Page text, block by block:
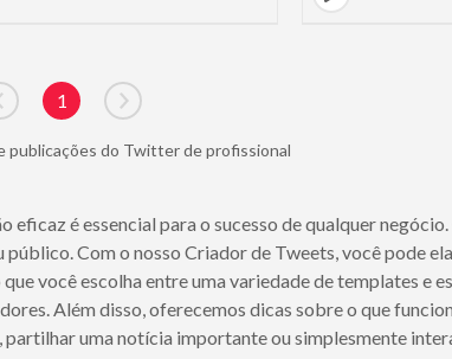
to previous page
1
Go to next page
publicações do Twitter de profissional
é essencial para o sucesso de qualquer
Com o nosso Criador de Tweets, você pode
você escolha entre uma variedade de templates e
Além disso, oferecemos dicas sobre o que
uma notícia importante ou simplesmente